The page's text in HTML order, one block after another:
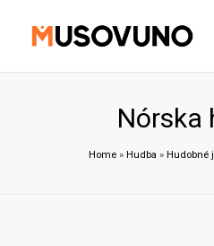
Nórska
Home» Hudba » Hudobné